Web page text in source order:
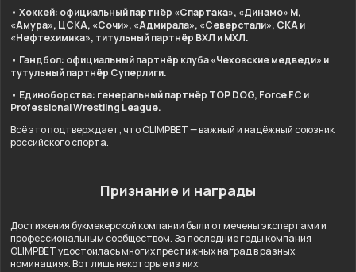
• Хоккей: официальный партнёр «Спартака», «Динамо» М,
«Амура», ЦСКА, «Сочи», «Адмирала», «Северстали», СКА и
«Нефтехимика», титульный партнёр ВХЛ и МХЛ.
• Гандбол: официальный партнёр клуба «Чеховские медведи» и
тутульный партнёр Суперлиги.
• Единоборства: генеральный партнёр TOP DOG, Force FC и
Professional Wrestling League.
Всё это подтверждает, что OLIMPBET — важный и надёжный союзник
российского спорта.
Признание и награды
Достижения букмекерской компании были отмечены экспертами и
профессиональным сообществом. За последние годы компания
OLIMPBET удостоилась многих престижных наград в разных
номинациях. Вот лишь некоторые из них: